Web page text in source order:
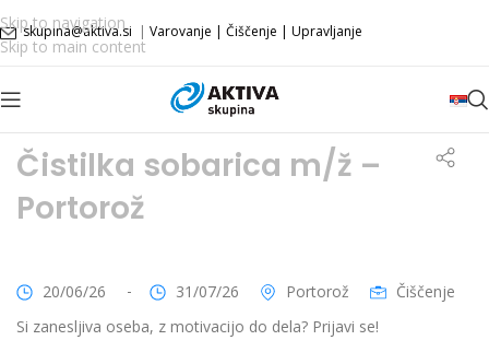
Skip to navigation
Skip to main content
skupina@aktiva.si | Varovanje | Čiščenje | Upravljanje
Čistilka sobarica m/ž –
Portorož
20/06/26 - 31/07/26 Portorož
Čiščenje
Si zanesljiva oseba, z motivacijo do dela? Prijavi se!